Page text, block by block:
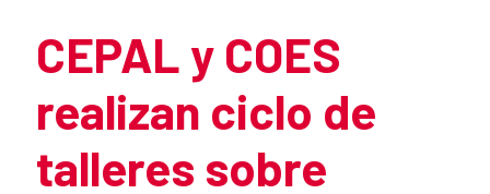
CEPAL y COES
realizan ciclo de
talleres sobre